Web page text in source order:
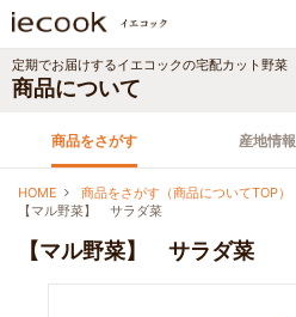
商品をさがす 産地情報
定期でお届けするイエコックの宅配カット野菜
商品について
HOME 商品をさがす（商品についてTOP）
【マル野菜】 サラダ菜
【マル野菜】 サラダ菜